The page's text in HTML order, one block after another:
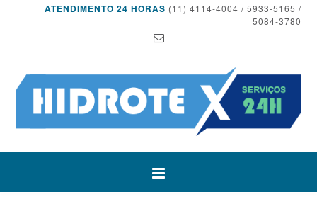
ATENDIMENTO 24 HORAS (11) 4114-4004 / 5933-5165 /
5084-3780